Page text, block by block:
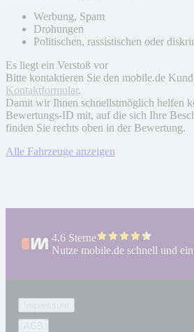
Werbung, Spam
Drohungen
Politischen, rassistischen oder
Es liegt ein Verstoß vor
Bitte kontaktieren Sie den mobile.de
Kontaktformular.
Damit wir Ihnen schnellstmöglich helfen
Bewertungs-ID mit, auf die sich Ihre
finden Sie rechts oben in der Bewertung.
Alle Fahrzeuge anzeigen
4.6 Sterne
Nutze mobile.de schnell und